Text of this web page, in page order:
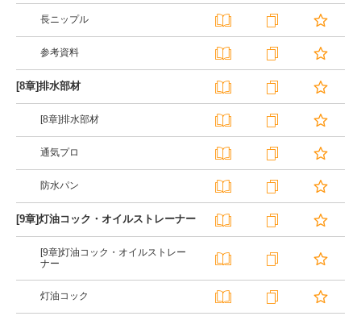
長ニップル
参考資料
[8章]排水部材
[8章]排水部材
通気プロ
防水パン
[9章]灯油コック・オイルストレーナー
[9章]灯油コック・オイルストレー
ナー
灯油コック